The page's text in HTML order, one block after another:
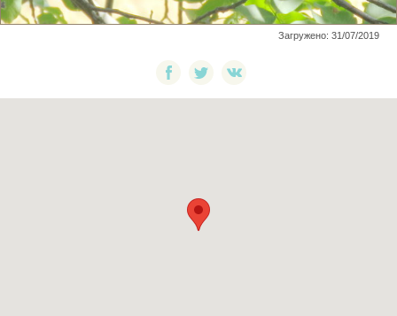
Загружено: 31/07/2019